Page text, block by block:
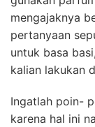
mengajaknya
pertanyaan
untuk basa
kalian lakukan
Ingatlah poin-
karena hal ini